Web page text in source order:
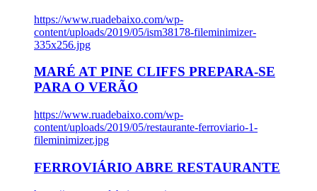
https://www.ruadebaixo.com/wp-
content/uploads/2019/05/ism38178-fileminimizer-
335x256.jpg
MARÉ AT PINE CLIFFS PREPARA-SE
PARA O VERÃO
https://www.ruadebaixo.com/wp-
content/uploads/2019/05/restaurante-ferroviario-1-
fileminimizer.jpg
FERROVIÁRIO ABRE RESTAURANTE